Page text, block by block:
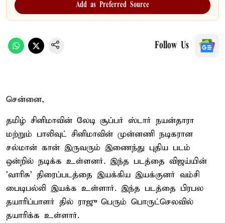
Add as Preferred Source
Follow Us
சென்னை,
தமிழ் சினிமாவின் லேடி சூப்பர் ஸ்டார் நயன்தாரா
மற்றும் பாலிவுட் சினிமாவின் முன்னணி நடிகரான
சல்மான் கான் இருவரும் இணைந்து புதிய படம்
ஒன்றில் நடிக்க உள்ளனர். இந்த படத்தை விஜய்யின்
'வாரிசு' திரைப்படத்தை இயக்கிய இயக்குனர் வம்சி
பைடிபல்லி இயக்க உள்ளார். இந்த படத்தை பிரபல
தயாரிப்பாளர் தில் ராஜு பெரும் பொருட்செலவில்
தயாரிக்க உள்ளார்.